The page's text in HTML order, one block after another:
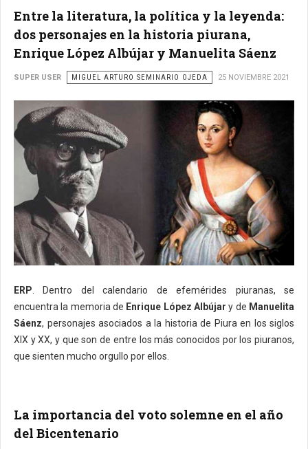
Entre la literatura, la política y la leyenda:
dos personajes en la historia piurana,
Enrique López Albújar y Manuelita Sáenz
SUPER USER MIGUEL ARTURO SEMINARIO OJEDA 25 NOVIEMBRE 2021
ERP. Dentro del calendario de efemérides piuranas, se
encuentra la memoria de Enrique López Albújar y de Manuelita
Sáenz, personajes asociados a la historia de Piura en los siglos
XIX y XX, y que son de entre los más conocidos por los piuranos,
que sienten mucho orgullo por ellos.
La importancia del voto solemne en el año
del Bicentenario